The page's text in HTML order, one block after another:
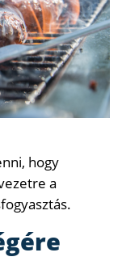
hogy
a